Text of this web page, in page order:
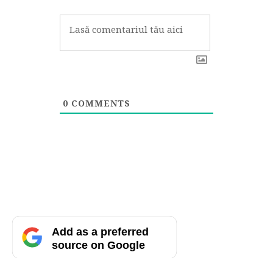
0 COMMENTS
Add as a preferred
source on Google